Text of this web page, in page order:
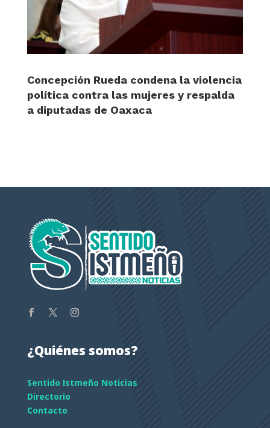
Concepción Rueda condena la violencia
política contra las mujeres y respalda
a diputadas de Oaxaca
¿Quiénes somos?
Sentido Istmeño Noticias
Directorio
Contacto